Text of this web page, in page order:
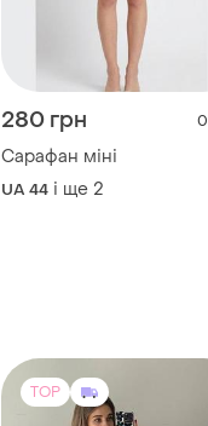
280 грн 0
Сарафан міні
UA 44 і ще 2
TOP